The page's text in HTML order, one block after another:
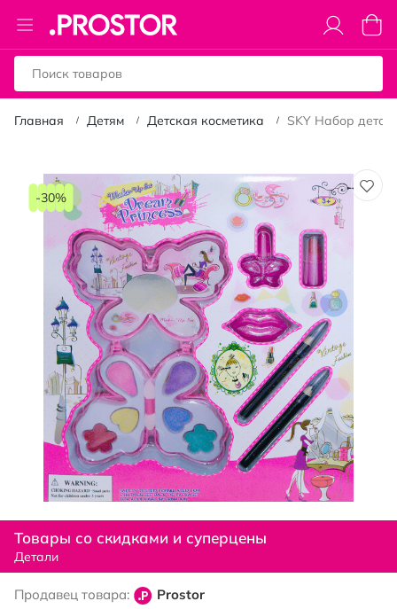
Toggle
Nav
Моя
Главная Детям Детская косметика SKY Набор
Пропустить
перейти
галереям
изображений
-30%
к
началу
галереи
Товары со скидками и суперцены
Детали
Продавец товара: Prostor